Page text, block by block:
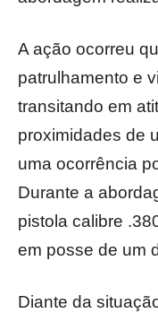
A ação ocorreu
patrulhamento e
transitando em
proximidades de
uma ocorrência
Durante a
pistola calibre
em posse de um
Diante da